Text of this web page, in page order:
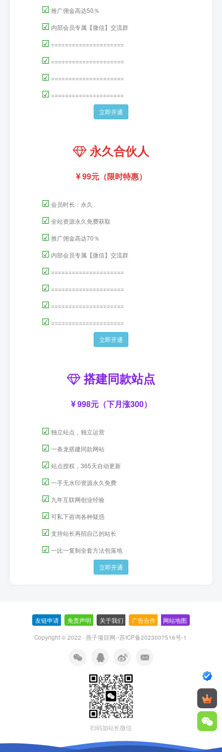
☑ 推广佣金高达50％
☑ 内部会员专属【微信】交流群
☑ =====================
☑ =====================
☑ =====================
☑ =====================
立即开通
永久合伙人
99元（限时特惠）
☑ 会员时长：永久
☑ 全站资源永久免费获取
☑ 推广佣金高达70％
☑ 内部会员专属【微信】交流群
☑ =====================
☑ =====================
☑ =====================
☑ =====================
立即开通
搭建同款站点
998元（下月涨300）
☑ 独立站点，独立运营
☑ 一条龙搭建同款网站
☑ 站点授权，365天自动更新
☑ 一手无水印资源永久免费
☑ 九年互联网创业经验
☑ 可私下咨询各种疑惑
☑ 支持站长再招自己的站长
☑ 一比一复制全套方法包落地
立即开通
友链申请 免责声明 关于我们 广告合作 网站地图
Copyright © 2022 · 燕子项目网--苏ICP备2023007516号-1
扫码加站长微信